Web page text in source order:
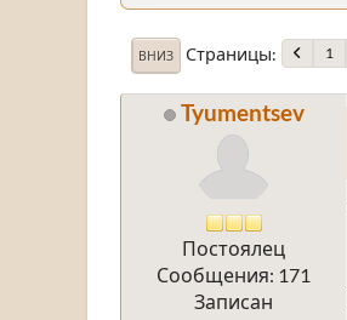
ВНИЗ Страницы 1
Tyumentsev
Постоялец
Сообщения: 171
Записан